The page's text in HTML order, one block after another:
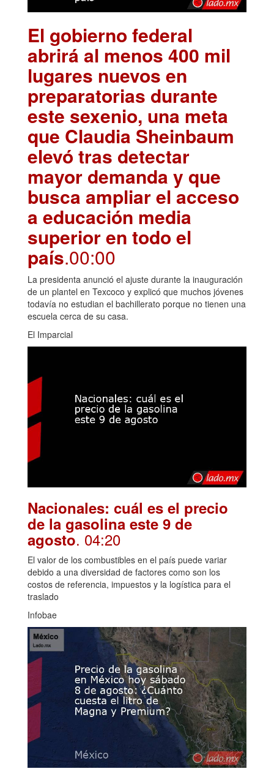
El gobierno federal
abrirá al menos 400 mil
lugares nuevos en
preparatorias durante
este sexenio, una meta
que Claudia Sheinbaum
elevó tras detectar
mayor demanda y que
busca ampliar el acceso
a educación media
superior en todo el
país.00:00
La presidenta anunció el ajuste durante la inauguración
de un plantel en Texcoco y explicó que muchos jóvenes
todavía no estudian el bachillerato porque no tienen una
escuela cerca de su casa.
El Imparcial
Nacionales: cuál es el precio
de la gasolina este 9 de
agosto. 04:20
El valor de los combustibles en el país puede variar
debido a una diversidad de factores como son los
costos de referencia, impuestos y la logística para el
traslado
Infobae